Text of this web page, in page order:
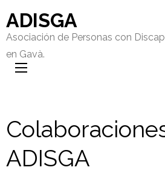
ADISGA
Asociación de Personas con
en Gavà.
ADISGA